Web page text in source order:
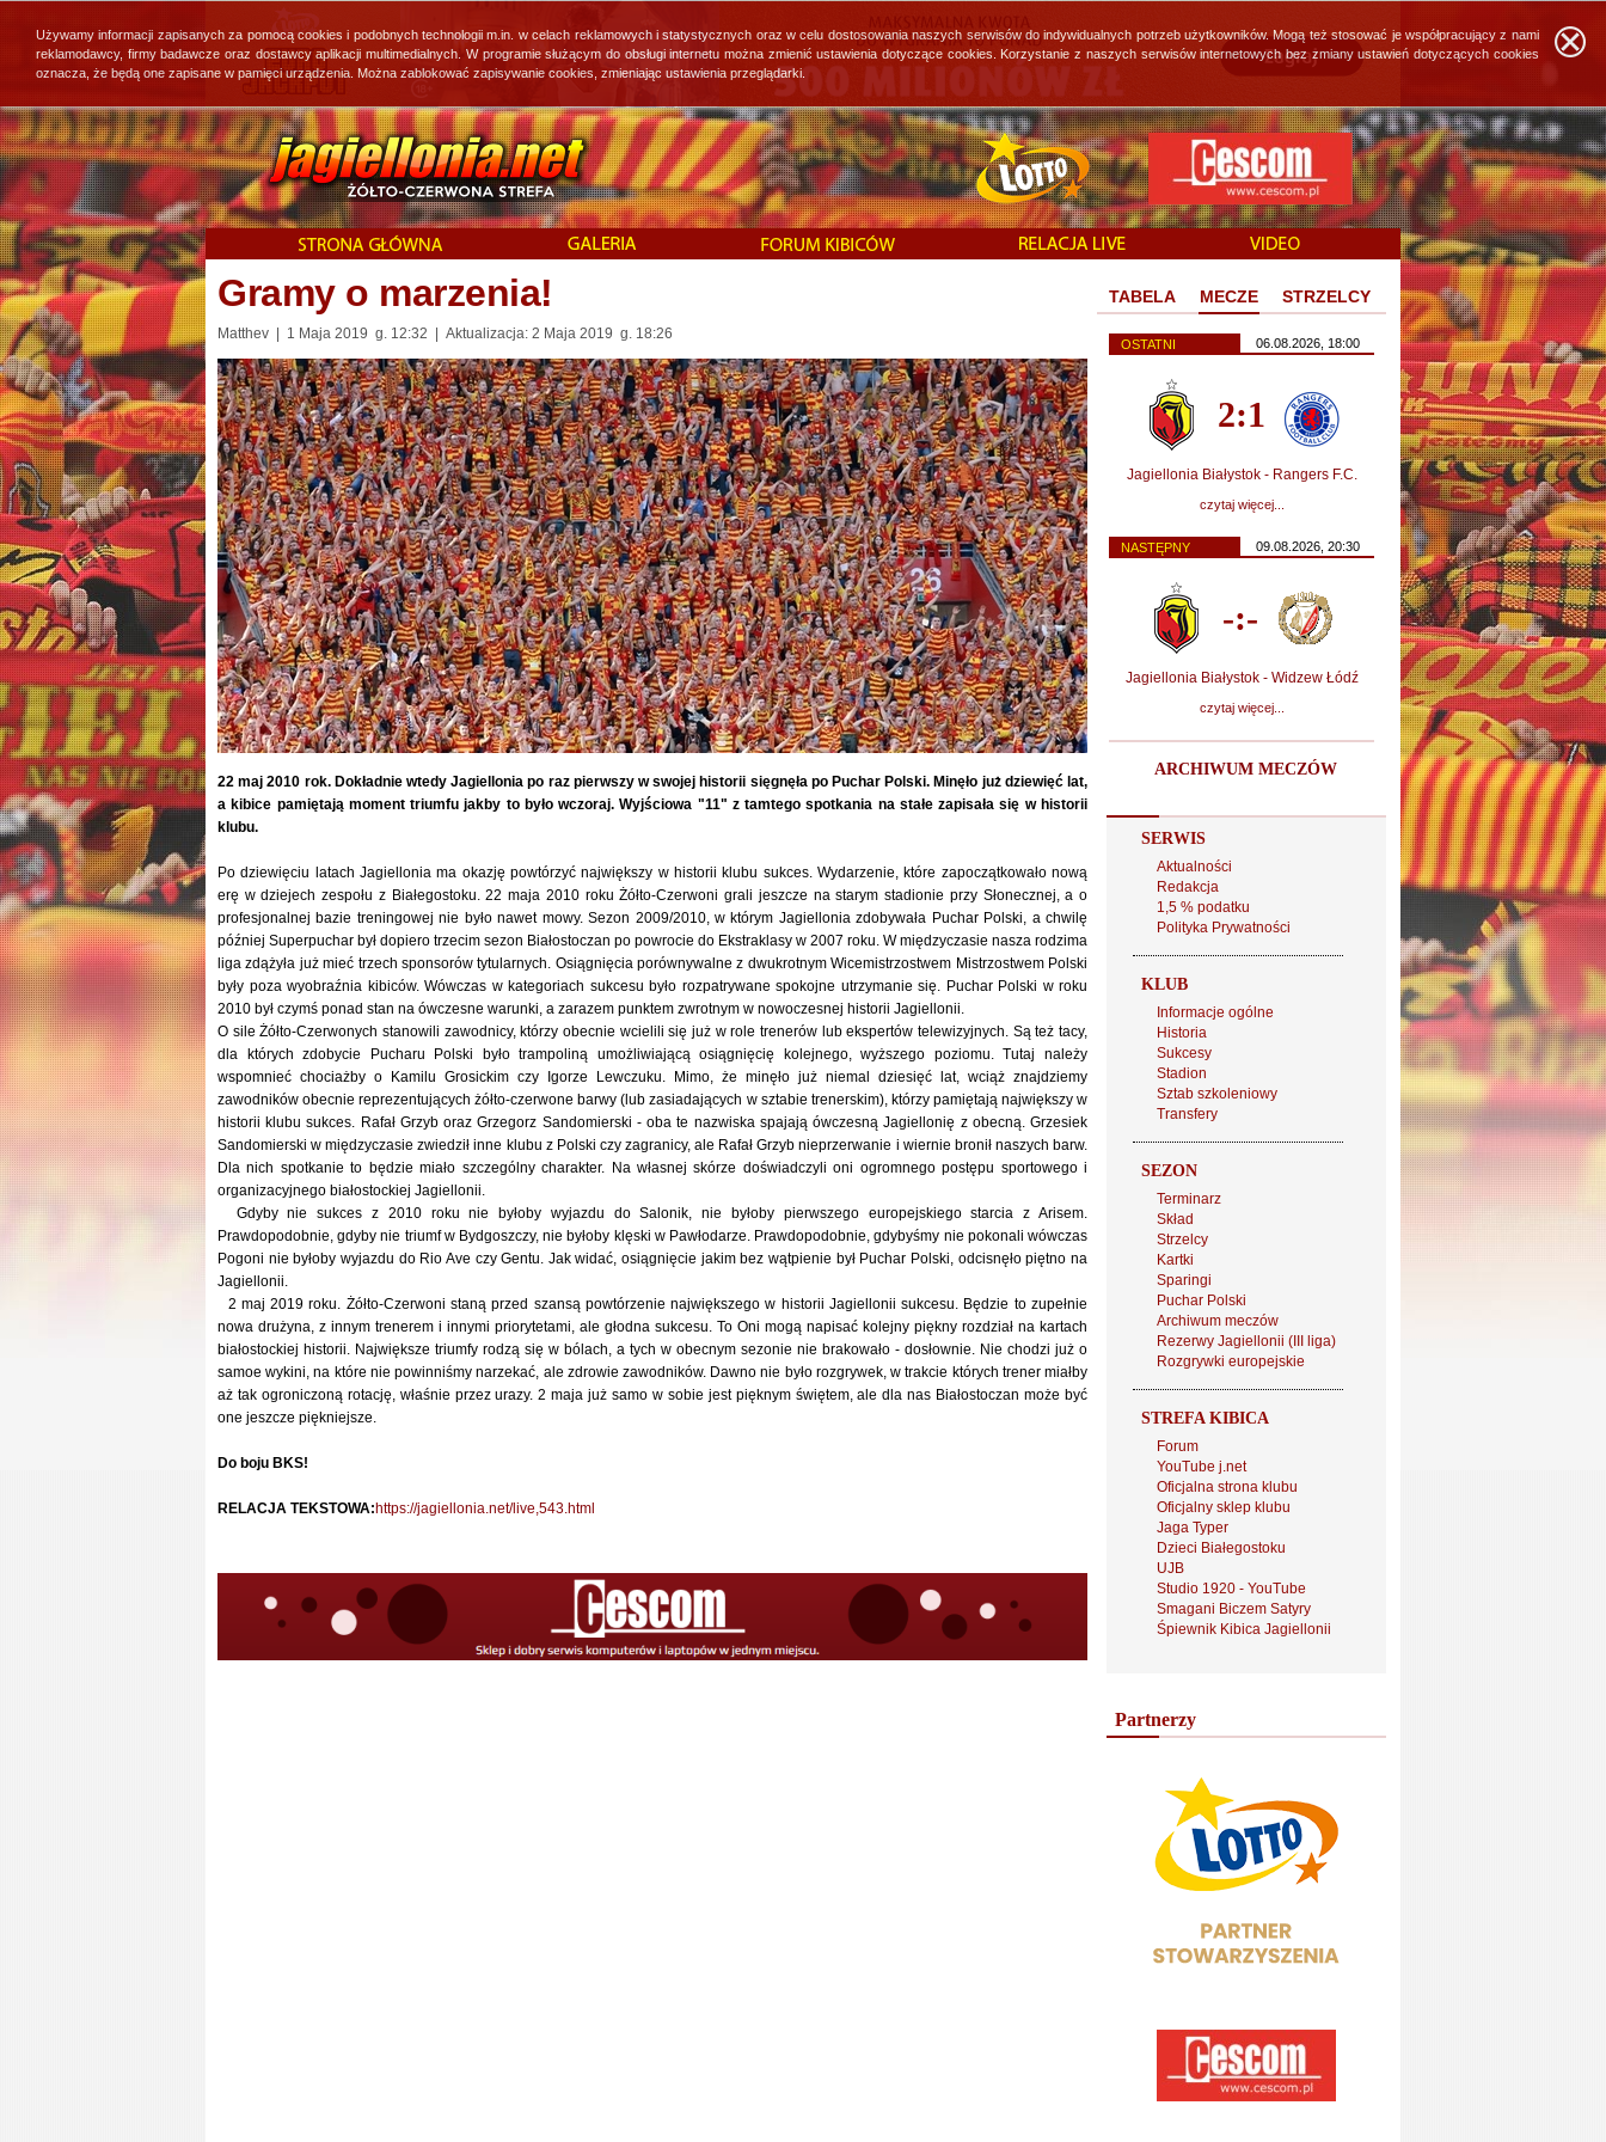
Gramy o marzenia!
Matthev | 1 Maja 2019 g. 12:32 | Aktualizacja: 2 Maja 2019 g. 18:26
22 maj 2010 rok. Dokładnie wtedy Jagiellonia po raz pierwszy w swojej historii sięgnęła po Puchar Polski. Minęło już dziewięć lat,
a kibice pamiętają moment triumfu jakby to było wczoraj. Wyjściowa "11" z tamtego spotkania na stałe zapisała się w historii
klubu.
Po dziewięciu latach Jagiellonia ma okazję powtórzyć największy w historii klubu sukces. Wydarzenie, które zapoczątkowało nową
erę w dziejech zespołu z Białegostoku. 22 maja 2010 roku Żółto-Czerwoni grali jeszcze na starym stadionie przy Słonecznej, a o
profesjonalnej bazie treningowej nie było nawet mowy. Sezon 2009/2010, w którym Jagiellonia zdobywała Puchar Polski, a chwilę
później Superpuchar był dopiero trzecim sezon Białostoczan po powrocie do Ekstraklasy w 2007 roku. W międzyczasie nasza rodzima
liga zdążyła już mieć trzech sponsorów tytularnych. Osiągnięcia porównywalne z dwukrotnym Wicemistrzostwem Mistrzostwem Polski
były poza wyobraźnia kibiców. Wówczas w kategoriach sukcesu było rozpatrywane spokojne utrzymanie się. Puchar Polski w roku
2010 był czymś ponad stan na ówczesne warunki, a zarazem punktem zwrotnym w nowoczesnej historii Jagiellonii.
O sile Żółto-Czerwonych stanowili zawodnicy, którzy obecnie wcielili się już w role trenerów lub ekspertów telewizyjnych. Są też tacy,
dla których zdobycie Pucharu Polski było trampoliną umożliwiającą osiągnięcię kolejnego, wyższego poziomu. Tutaj należy
wspomnieć chociażby o Kamilu Grosickim czy Igorze Lewczuku. Mimo, że minęło już niemal dziesięć lat, wciąż znajdziemy
zawodników obecnie reprezentujących żółto-czerwone barwy (lub zasiadających w sztabie trenerskim), którzy pamiętają największy w
historii klubu sukces. Rafał Grzyb oraz Grzegorz Sandomierski - oba te nazwiska spajają ówczesną Jagiellonię z obecną. Grzesiek
Sandomierski w międzyczasie zwiedził inne klubu z Polski czy zagranicy, ale Rafał Grzyb nieprzerwanie i wiernie bronił naszych barw.
Dla nich spotkanie to będzie miało szczególny charakter. Na własnej skórze doświadczyli oni ogromnego postępu sportowego i
organizacyjnego białostockiej Jagiellonii.
Gdyby nie sukces z 2010 roku nie byłoby wyjazdu do Salonik, nie byłoby pierwszego europejskiego starcia z Arisem.
Prawdopodobnie, gdyby nie triumf w Bydgoszczy, nie byłoby klęski w Pawłodarze. Prawdopodobnie, gdybyśmy nie pokonali wówczas
Pogoni nie byłoby wyjazdu do Rio Ave czy Gentu. Jak widać, osiągnięcie jakim bez wątpienie był Puchar Polski, odcisnęło piętno na
Jagiellonii.
2 maj 2019 roku. Żółto-Czerwoni staną przed szansą powtórzenie największego w historii Jagiellonii sukcesu. Będzie to zupełnie
nowa drużyna, z innym trenerem i innymi priorytetami, ale głodna sukcesu. To Oni mogą napisać kolejny piękny rozdział na kartach
białostockiej historii. Największe triumfy rodzą się w bólach, a tych w obecnym sezonie nie brakowało - dosłownie. Nie chodzi już o
samoe wykini, na które nie powinniśmy narzekać, ale zdrowie zawodników. Dawno nie było rozgrywek, w trakcie których trener miałby
aż tak ogroniczoną rotację, właśnie przez urazy. 2 maja już samo w sobie jest pięknym świętem, ale dla nas Białostoczan może być
one jeszcze piękniejsze.
Do boju BKS!
RELACJA TEKSTOWA:https://jagiellonia.net/live,543.html
TABELA MECZE STRZELCY
OSTATNI 06.08.2026, 18:00
2:1
Jagiellonia Białystok - Rangers F.C.
czytaj więcej...
NASTĘPNY 09.08.2026, 20:30
-:-
Jagiellonia Białystok - Widzew Łódź
czytaj więcej...
ARCHIWUM MECZÓW
SERWIS
Aktualności
Redakcja
1,5 % podatku
Polityka Prywatności
KLUB
Informacje ogólne
Historia
Sukcesy
Stadion
Sztab szkoleniowy
Transfery
SEZON
Terminarz
Skład
Strzelcy
Kartki
Sparingi
Puchar Polski
Archiwum meczów
Rezerwy Jagiellonii (III liga)
Rozgrywki europejskie
STREFA KIBICA
Forum
YouTube j.net
Oficjalna strona klubu
Oficjalny sklep klubu
Jaga Typer
Dzieci Białegostoku
UJB
Studio 1920 - YouTube
Smagani Biczem Satyry
Śpiewnik Kibica Jagiellonii
Partnerzy
Używamy informacji zapisanych za pomocą cookies i podobnych technologii m.in. w celach reklamowych i statystycznych oraz w celu dostosowania naszych serwisów do indywidualnych potrzeb użytkowników. Mogą też stosować je współpracujący z nami
reklamodawcy, firmy badawcze oraz dostawcy aplikacji multimedialnych. W programie służącym do obsługi internetu można zmienić ustawienia dotyczące cookies. Korzystanie z naszych serwisów internetowych bez zmiany ustawień dotyczących cookies
oznacza, że będą one zapisane w pamięci urządzenia. Można zablokować zapisywanie cookies, zmieniając ustawienia przeglądarki.